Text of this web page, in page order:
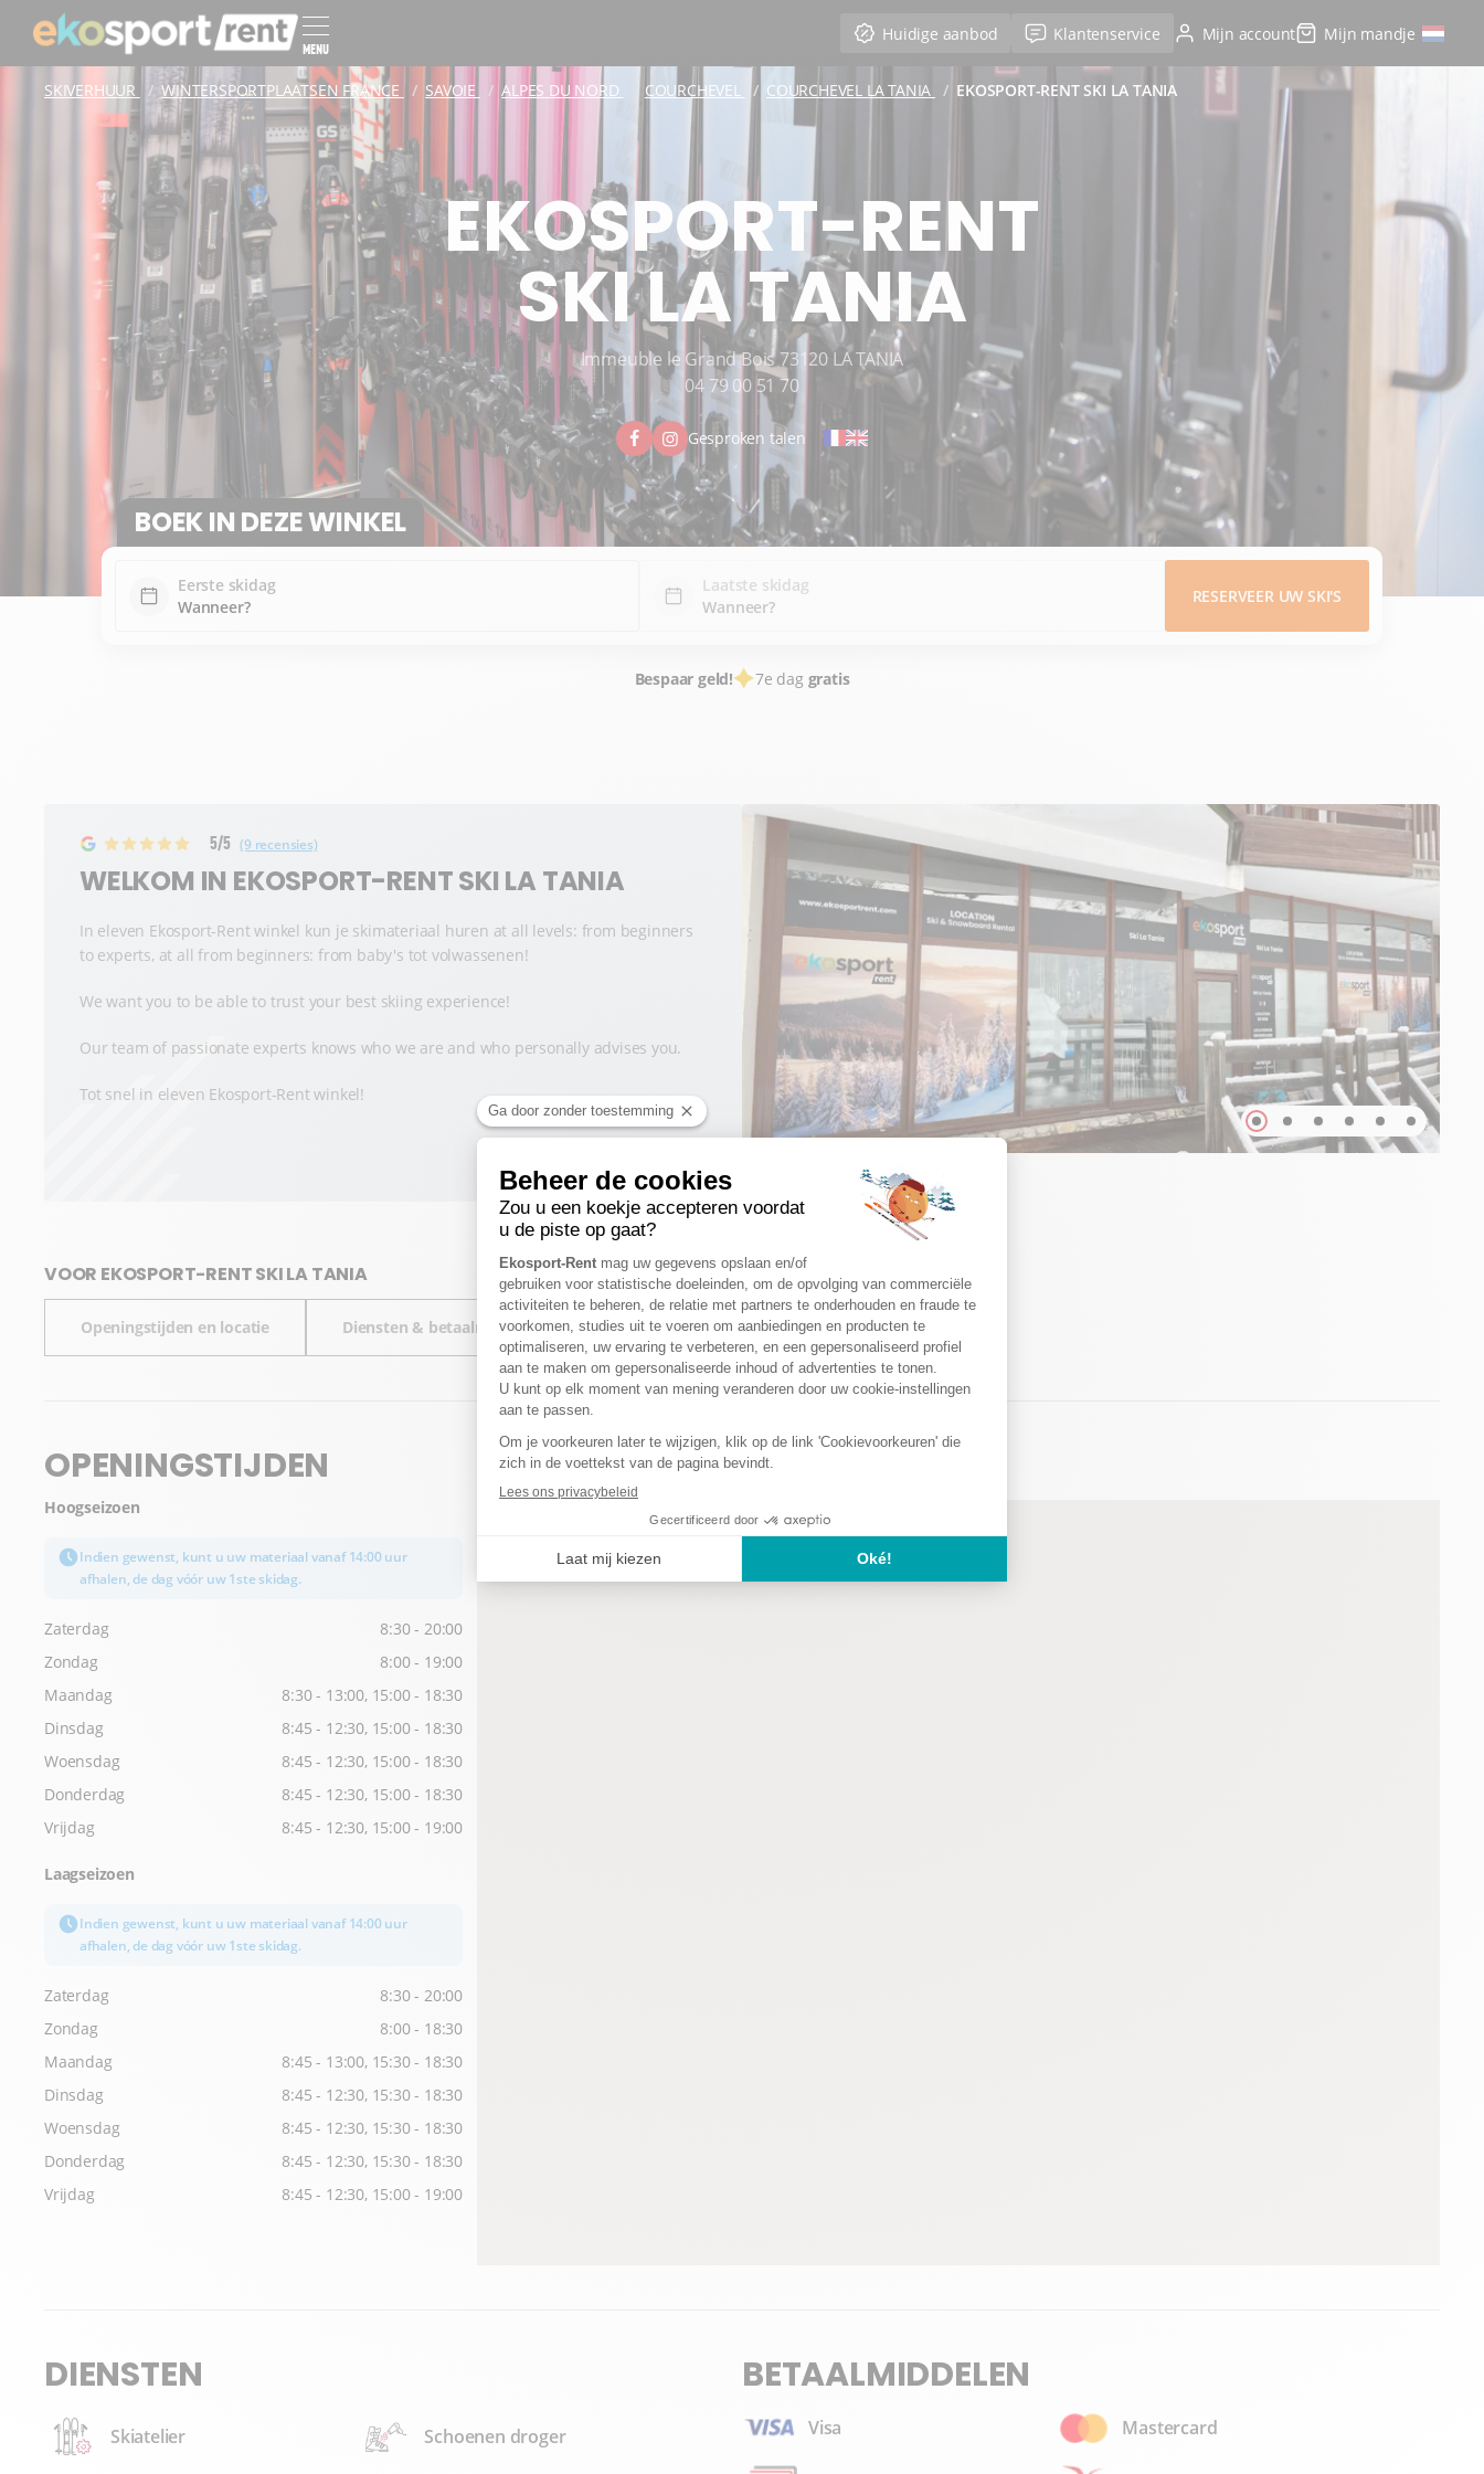
MENU
Huidige aanbod Klantenservice Mijn account Mijn mandje
SKIVERHUUR WINTERSPORTPLAATSEN FRANCE SAVOIE ALPES DU NORD COURCHEVEL COURCHEVEL LA TANIA EKOSPORT-RENT SKI LA TANIA
EKOSPORT-RENT
SKI LA TANIA
Immeuble le Grand Bois 73120 LA TANIA
04 79 00 51 70
Gesproken talen
BOEK IN DEZE WINKEL
Eerste skidag Laatste skidag
RESERVEER UW SKI'S
Bespaar geld! 7e dag gratis
5/5 (9 recensies)
WELKOM IN EKOSPORT-RENT SKI LA TANIA
In eleven Ekosport-Rent winkel kun je skimateriaal huren at all levels: from beginners
to experts, at all from beginners: from baby's tot volwassenen!
We want you to be able to trust your best skiing experience!
Our team of passionate experts knows who we are and who personally advises you.
Tot snel in eleven Ekosport-Rent winkel!
VOOR EKOSPORT-RENT SKI LA TANIA
Openingstijden en locatie Diensten & betaalmiddelen
OPENINGSTIJDEN
Hoogseizoen
Indien gewenst, kunt u uw materiaal vanaf 14:00 uur
afhalen, de dag vóór uw 1ste skidag.
Zaterdag
8:30 - 20:00
Zondag
8:00 - 19:00
Maandag
8:30 - 13:00, 15:00 - 18:30
Dinsdag
8:45 - 12:30, 15:00 - 18:30
Woensdag
8:45 - 12:30, 15:00 - 18:30
Donderdag
8:45 - 12:30, 15:00 - 18:30
Vrijdag
8:45 - 12:30, 15:00 - 19:00
Laagseizoen
Indien gewenst, kunt u uw materiaal vanaf 14:00 uur
afhalen, de dag vóór uw 1ste skidag.
Zaterdag
8:30 - 20:00
Zondag
8:00 - 18:30
Maandag
8:45 - 13:00, 15:30 - 18:30
Dinsdag
8:45 - 12:30, 15:30 - 18:30
Woensdag
8:45 - 12:30, 15:30 - 18:30
Donderdag
8:45 - 12:30, 15:30 - 18:30
Vrijdag
8:45 - 12:30, 15:00 - 19:00
VIND ONS
DIENSTEN
Skiatelier Schoenen droger
BETAALMIDDELEN
Visa Mastercard